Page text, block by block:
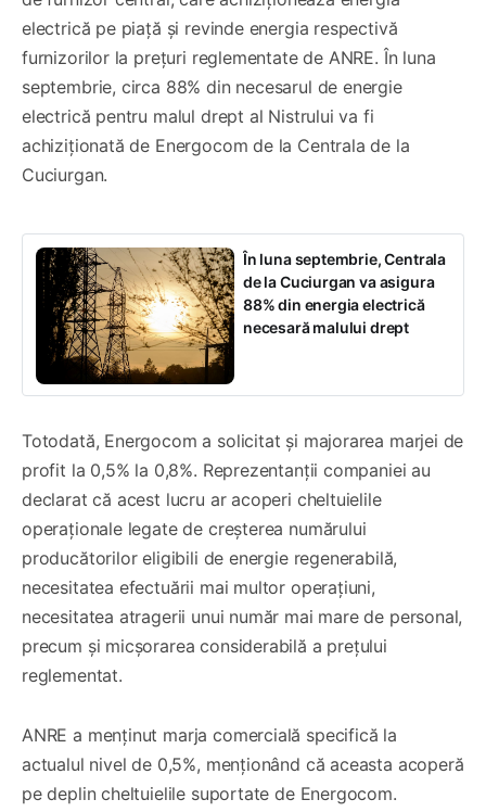
electrică pe piață și revinde energia respectivă
furnizorilor la prețuri reglementate de ANRE. În luna
septembrie, circa 88% din necesarul de energie
electrică pentru malul drept al Nistrului va fi
achiziționată de Energocom de la Centrala de la
Cuciurgan.
În luna septembrie, Centrala
de la Cuciurgan va asigura
88% din energia electrică
necesară malului drept
Totodată, Energocom a solicitat și majorarea marjei de
profit la 0,5% la 0,8%. Reprezentanții companiei au
declarat că acest lucru ar acoperi cheltuielile
operaționale legate de creșterea numărului
producătorilor eligibili de energie regenerabilă,
necesitatea efectuării mai multor operațiuni,
necesitatea atragerii unui număr mai mare de personal,
precum şi micșorarea considerabilă a prețului
reglementat.
ANRE a menținut marja comercială specifică la
actualul nivel de 0,5%, menționând că aceasta acoperă
pe deplin cheltuielile suportate de Energocom.